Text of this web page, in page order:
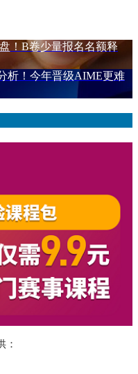
！B卷少量报名名额释
析！今年晋级AIME更难
：